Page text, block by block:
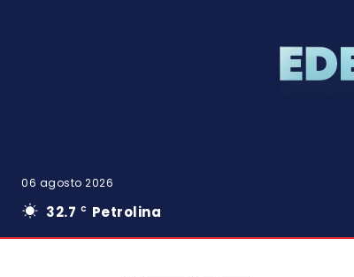
06 agosto 2026
32.7 C Petrolina